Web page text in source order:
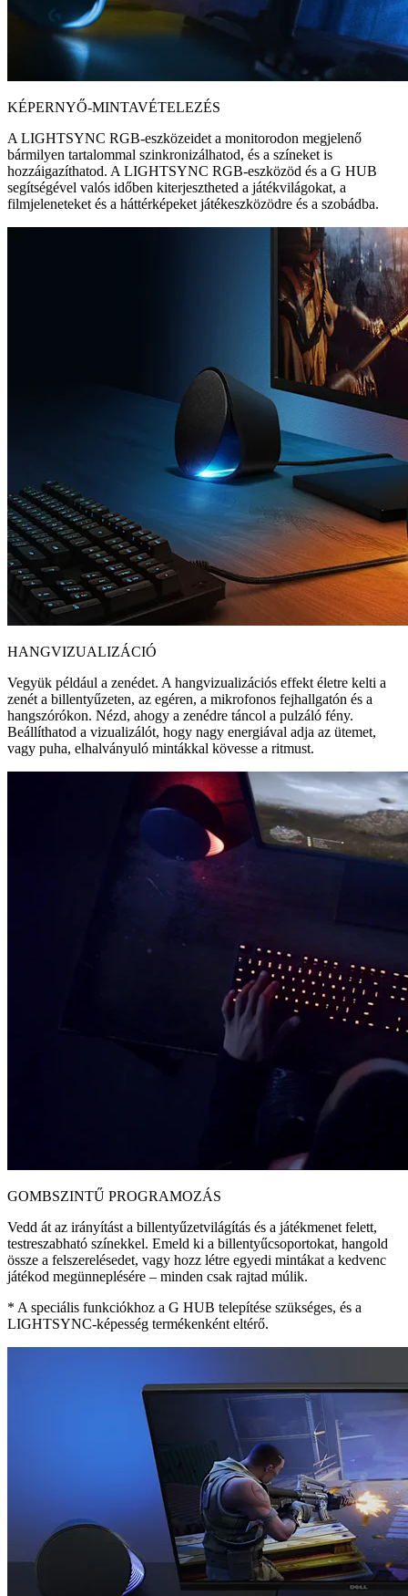
KÉPERNYŐ-MINTAVÉTELEZÉS
A LIGHTSYNC RGB-eszközeidet a monitorodon megjelenő
bármilyen tartalommal szinkronizálhatod, és a színeket is
hozzáigazíthatod. A LIGHTSYNC RGB-eszközöd és a G HUB
segítségével valós időben kiterjesztheted a játékvilágokat, a
filmjeleneteket és a háttérképeket játékeszközödre és a szobádba.
HANGVIZUALIZÁCIÓ
Vegyük például a zenédet. A hangvizualizációs effekt életre kelti a
zenét a billentyűzeten, az egéren, a mikrofonos fejhallgatón és a
hangszórókon. Nézd, ahogy a zenédre táncol a pulzáló fény.
Beállíthatod a vizualizálót, hogy nagy energiával adja az ütemet,
vagy puha, elhalványuló mintákkal kövesse a ritmust.
GOMBSZINTŰ PROGRAMOZÁS
Vedd át az irányítást a billentyűzetvilágítás és a játékmenet felett,
testreszabható színekkel. Emeld ki a billentyűcsoportokat, hangold
össze a felszerelésedet, vagy hozz létre egyedi mintákat a kedvenc
játékod megünneplésére – minden csak rajtad múlik.
* A speciális funkciókhoz a G HUB telepítése szükséges, és a
LIGHTSYNC-képesség termékenként eltérő.